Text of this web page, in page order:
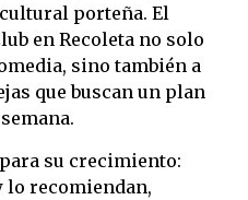
porteña. El
en Recoleta no solo
sino también a
que buscan un plan
su crecimiento:
lo recomiendan,